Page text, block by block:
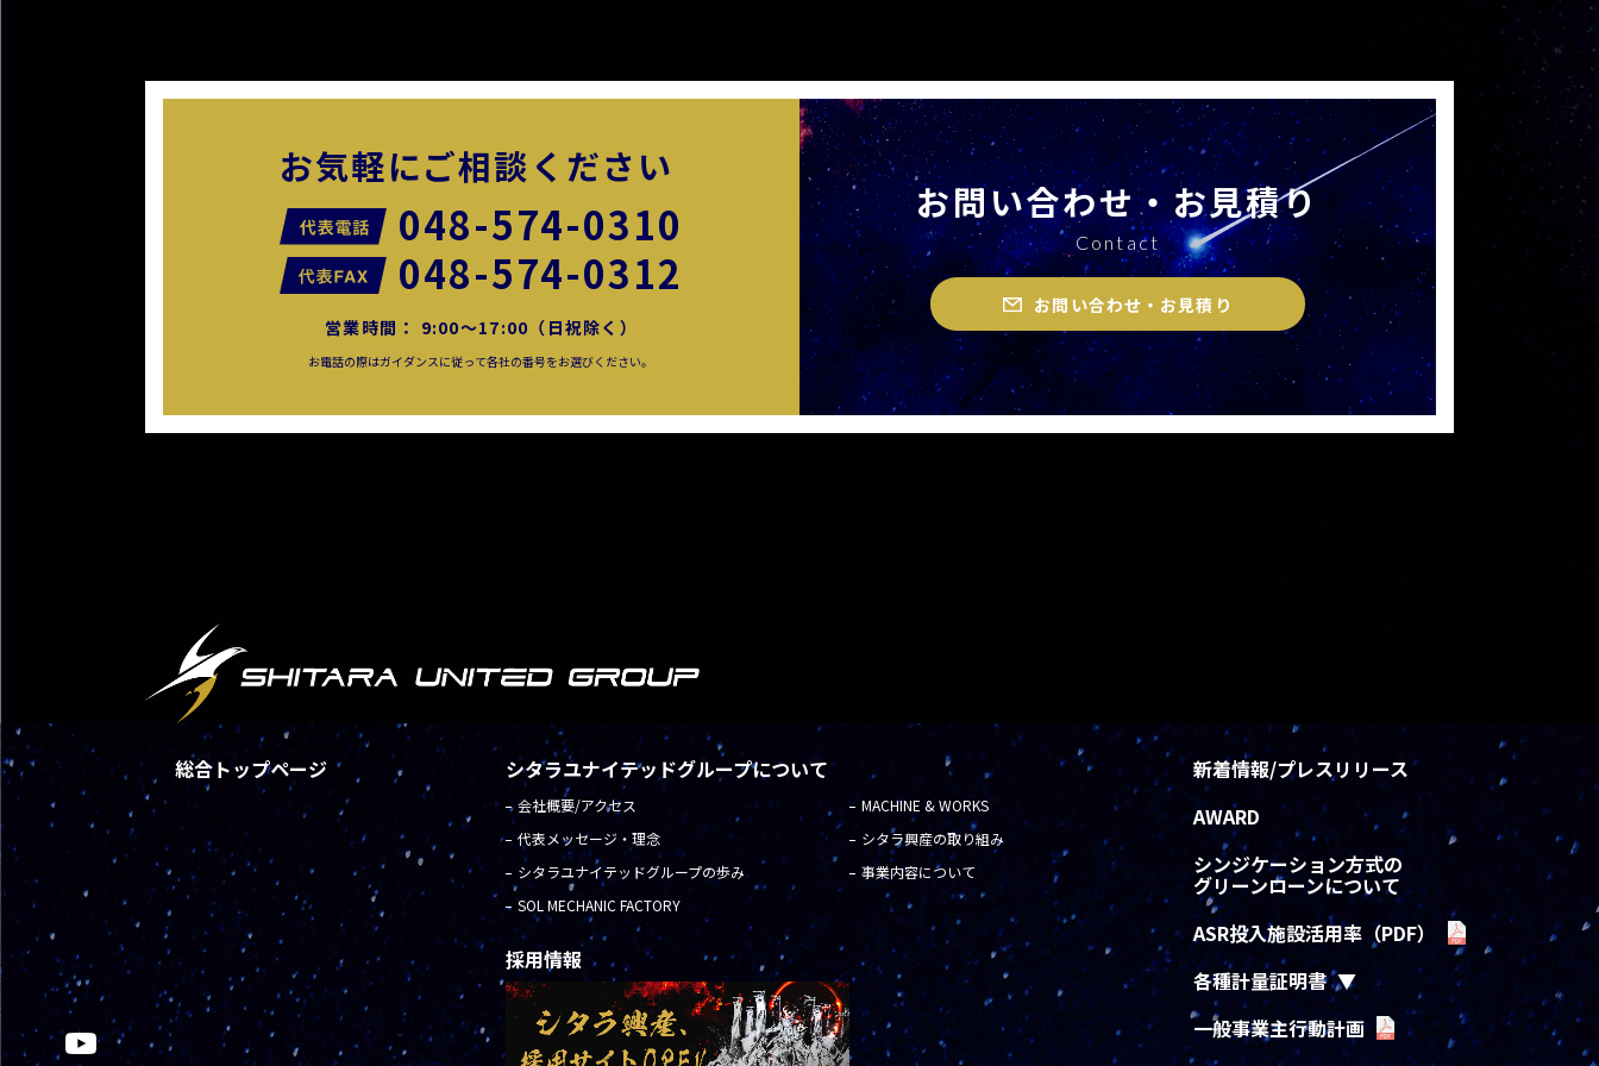
お気軽にご相談ください
048-574-0310
048-574-0312
営業時間： 9:00〜17:00（日祝除く）
お電話の際はガイダンスに従って各社の番号をお選びください。
お問い合わせ・お見積り
Contact
お問い合わせ・お見積り
総合トップページ シタラユナイテッドグループについて
会社概要/アクセス
MACHINE & WORKS
代表メッセージ・理念
シタラ興産の取り組み
シタラユナイテッドグループの歩み
事業内容について
SOL MECHANIC FACTORY
採用情報
新着情報/プレスリリース
AWARD
シンジケーション方式の
グリーンローンについて
ASR投入施設活用率（PDF）
各種計量証明書
一般事業主行動計画